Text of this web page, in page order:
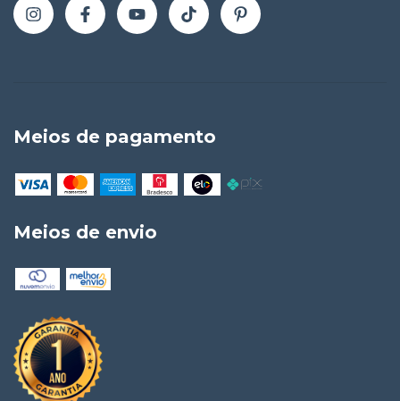
Meios de pagamento
Meios de envio